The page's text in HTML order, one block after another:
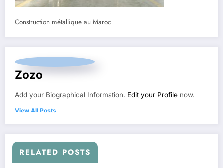
Construction métallique au Maroc
Zozo
Add your Biographical Information. Edit your Profile now.
View All Posts
RELATED POSTS